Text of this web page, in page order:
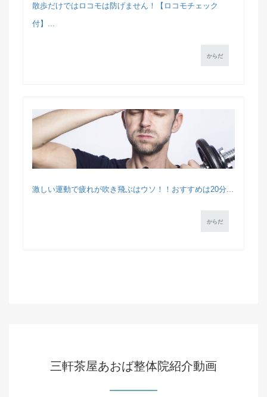
散歩だけではロコモは防げません！【ロコモチェック
付】...
からだ
激しい運動で疲れが吹き飛ぶはウソ！！おすすめは20分...
からだ
三軒茶屋あおば整体院紹介動画